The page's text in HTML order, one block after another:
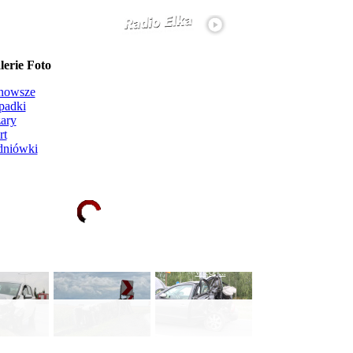
Foto
więcej...